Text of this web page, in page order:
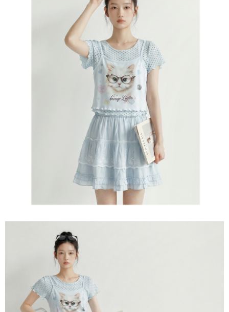
２．關於個人資料處理事宜，請瀏覽以下網址：
https://aftee.tw/terms/#terms3
３．未成年的使用者請事先徵得法定代理人或監護人之同意方可使用
「AFTEE先享後付」，若未經同意申辦者引起之損失，本公司不負相關責
４．使用「AFTEE先享後付」時，將依據個別帳號之用戶狀況，依本公司即
時審查核予不同之上限額度；若仍有額度不足之情形，本公司將視審查結果
５．嚴禁一人註冊多個帳號或使用他人資訊註冊。若發現惡意使用之情形，
恩沛科技股份有限公司將有權停止該用戶之使用額度並採取法律行動。